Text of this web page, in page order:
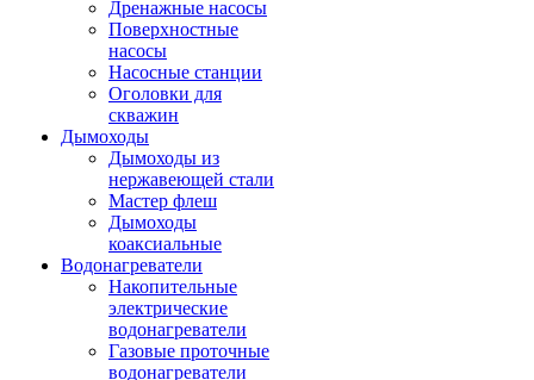
Дренажные насосы
Поверхностные
насосы
Насосные станции
Оголовки для
скважин
Дымоходы
Дымоходы из
нержавеющей стали
Мастер флеш
Дымоходы
коаксиальные
Водонагреватели
Накопительные
электрические
водонагреватели
Газовые проточные
водонагреватели